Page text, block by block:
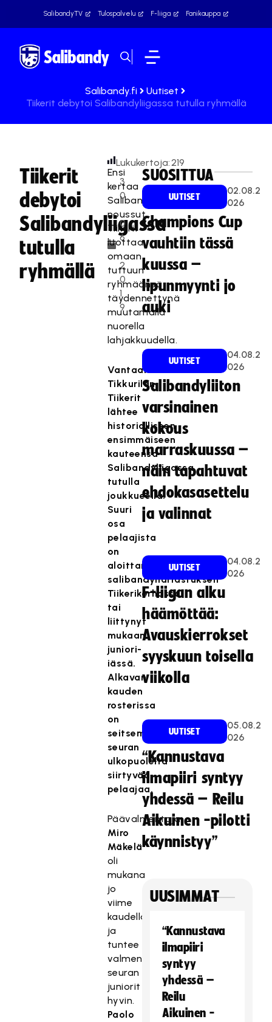
SalibandyTV Tulospalvelu F-liiga Fanikauppa
Salibandy.fi
Uutiset
Tiikerit debytoi Salibandyliigassa tutulla ryhmällä
Tiikerit
debytoi
Salibandyliigassa
tutulla
ryhmällä
3
0
.
0
6
.
2
0
1
9
Lukukertoja:219
Ensi
kertaa
Salibandyliigaan
noussut
Tiikerit
luottaa
omaan
tuttuun
ryhmäänsä
täydennettynä
muutamalla
nuorella
lahjakkuudella.
Vantaalainen
Tikkurilan
Tiikerit
lähtee
historialliseen
ensimmäiseen
kauteensa
Salibandyliigassa
tutulla
joukkueella.
Suuri
osa
pelaajista
on
aloittanut
salibandyharrastuksen
Tiikerikerhossa
tai
liittynyt
mukaan
juniori-
iässä.
Alkavan
kauden
rosterissa
on
seitsemän
seuran
ulkopuolelta
siirtyvää
pelaajaa.
Päävalmentaja
Miro
Mäkelä
oli
mukana
jo
viime
kaudella
ja
tuntee
valmennuspäällikkönä
seuran
juniorit
hyvin.
Paolo
SUOSITTUA
UUTISET
02.08.2
026
Champions Cup
vauhtiin tässä
kuussa –
lipunmyynti jo
auki
UUTISET
04.08.2
026
Salibandyliiton
varsinainen
kokous
marraskuussa –
näin tapahtuvat
ehdokasasettelu
ja valinnat
UUTISET
04.08.2
026
F-liigan alku
häämöttää:
Avauskierrokset
syyskuun toisella
viikolla
UUTISET
05.08.2
026
“Kannustava
ilmapiiri syntyy
yhdessä – Reilu
Aikuinen -pilotti
käynnistyy”
UUSIMMAT
“Kannustava
ilmapiiri
syntyy
yhdessä –
Reilu
Aikuinen -